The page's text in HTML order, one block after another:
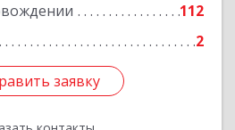
112
2
заявку
заявку